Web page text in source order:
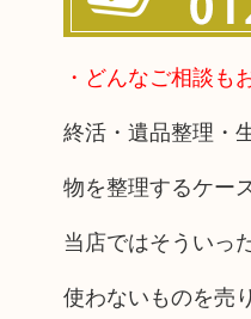
・どんなご相談も
終活・遺品整理・
物を整理するケー
当店ではそういっ
使わないものを売